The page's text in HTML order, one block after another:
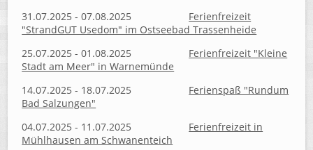
31.07.2025 - 07.08.2025
Ferienfreizeit
"StrandGUT Usedom" im Ostseebad Trassenheide
25.07.2025 - 01.08.2025
Ferienfreizeit "Kleine
Stadt am Meer" in Warnemünde
14.07.2025 - 18.07.2025
Ferienspaß "Rundum
Bad Salzungen"
04.07.2025 - 11.07.2025
Ferienfreizeit in
Mühlhausen am Schwanenteich